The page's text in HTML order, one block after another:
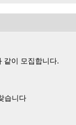
같이 모집합니다.
습니다